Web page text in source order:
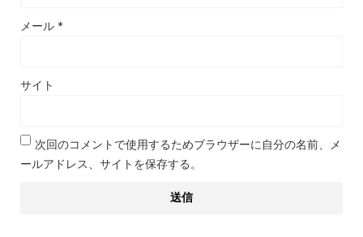
メール *
サイト
次回のコメントで使用するためブラウザーに自分の名前、メ
ールアドレス、サイトを保存する。